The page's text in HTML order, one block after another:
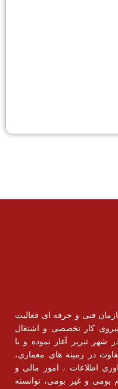
فنی و حرفه ای فعالیت
آموزش نیروی کار تخصصی و اشتغال
تبریز آغاز نموده و با
در زمینه های معماری،
اطلاعات ، امور مالی و
بومی و غیر بومی، توانسته